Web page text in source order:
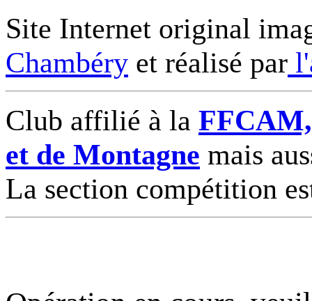
Site Internet original
Chambéry et réalisé par
Club affilié à la
et de Montagne mais
La section compétition